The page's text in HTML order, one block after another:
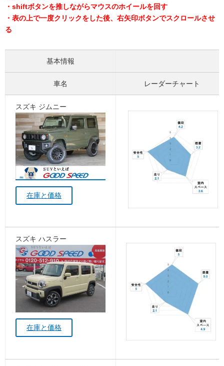
・shiftボタンを推しながらマウスのホイールを回す
・表の上で一度クリックをした後、右矢印ボタンでスクロールさせ
る
基本情報
車名 レーダーチャート
スズキ ジムニー
在庫と価格
スズキ ハスラー
在庫と価格